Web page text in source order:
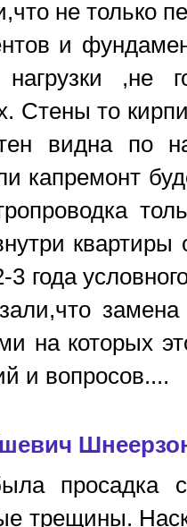
не только
и
,не
Стены то
видна по
капремонт
года
на которых
и вопросов....
просадка
трещины.